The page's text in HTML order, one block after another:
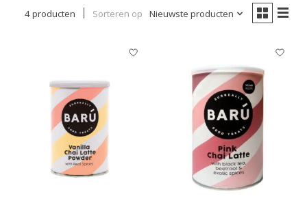
4 producten Sorteren op Nieuwste producten